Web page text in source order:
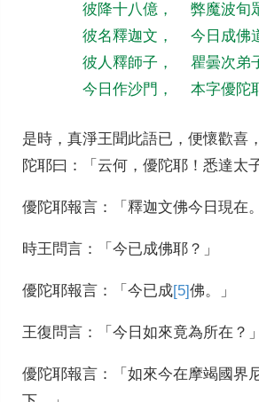
政品
彼降十八億 ，
弊魔波旬
彼名釋迦文 ，
今日成佛
彼人釋師子 ，
瞿曇次弟
今日作沙門 ， 本字優陀
是時 ，真淨王聞此語已 ，便懷歡喜
陀耶曰 ：「 云何 ，優陀耶 ！悉達太
優陀耶報言 ：「釋迦文佛今日現在
時王問言 ：「今已成佛耶 ？」
優陀耶報言 ：「今已成[5]佛。」
王復問言 ：「今日如來竟為所在 ？
優陀耶報言 ：「如來今在摩竭國界